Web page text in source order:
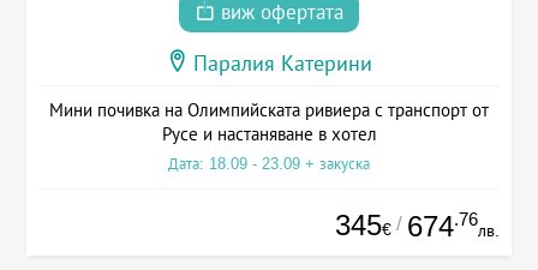
виж офертата
Паралия Катерини
Мини почивка на Олимпийската ривиера с транспорт от
Русе и настаняване в хотел
Дата: 18.09 - 23.09 + закуска
345€ / 674.76
лв.